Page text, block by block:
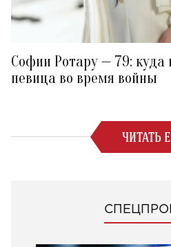
Софии Ротару — 79: куда
певица во время войны
ЧИТАТЬ